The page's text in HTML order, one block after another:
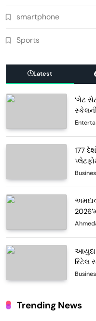
smartphone
Sports
Latest
‘ગેટ
177
દબદબો
લુલ્લા
આયુદા
રિટેલ
દૂધની
Trending News